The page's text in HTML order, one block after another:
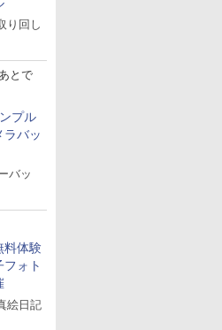
り回し
とで
プル
ラバッ
バッ
料体験
ォト
絵日記